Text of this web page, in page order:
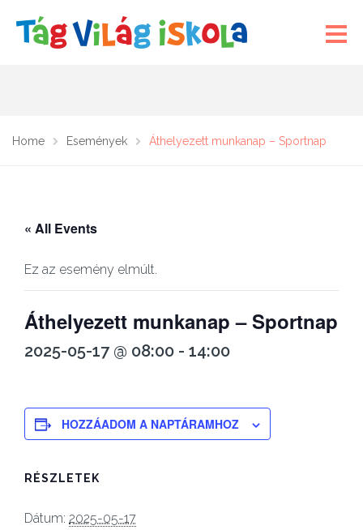
Home Események Áthelyezett munkanap – Sportnap
« All Events
Ez az esemény elmúlt.
Áthelyezett munkanap – Sportnap
2025-05-17 @ 08:00 - 14:00
HOZZÁADOM A NAPTÁRAMHOZ
RÉSZLETEK
Dátum: 2025-05-17